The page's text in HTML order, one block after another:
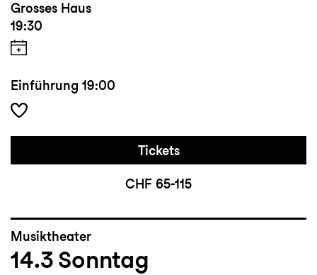
Grosses Haus
19:30
Einführung 19:00
Tickets
CHF 65-115
Musiktheater
14.3 Sonntag